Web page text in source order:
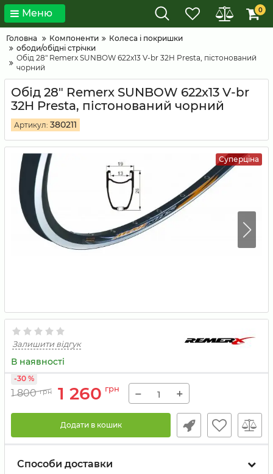
Меню 0
Головна Компоненти
Колеса і покришки
ободи/обідні стрічки
Обід 28" Remerx SUNBOW 622x13 V-br 32H Presta, пістонований
чорний
Обід 28" Remerx SUNBOW 622x13 V-br
32H Presta, пістонований чорний
Артикул: 380211
Суперціна
Залишити відгук
В наявності
1 800 грн 1 260 грн
-30 %
− +
Додати в кошик
Способи доставки